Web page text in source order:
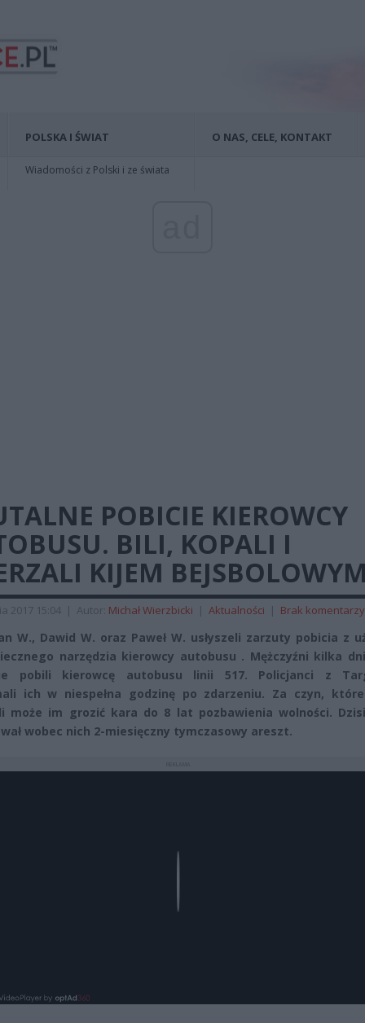
POLSKA I ŚWIAT
Wiadomości z Polski i ze świata
O NAS, CELE, KONTAKT
POBICIE KIEROWCY
BILI, KOPALI I
KIJEM
2017 15:04 | Autor: Michał Wierzbicki | Aktualności | Brak komentarzy
W., Dawid W. oraz Paweł W. usłyszeli zarzuty pobicia z
narzędzia kierowcy autobusu . Mężczyźni kilka
pobili kierowcę autobusu linii 517. Policjanci z
ich w niespełna godzinę po zdarzeniu. Za czyn,
może im grozić kara do 8 lat pozbawienia wolności.
wobec nich 2-miesięczny tymczasowy areszt.